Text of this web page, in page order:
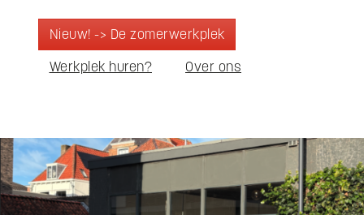
Nieuw! -> De zomerwerkplek
Werkplek huren?
Over ons